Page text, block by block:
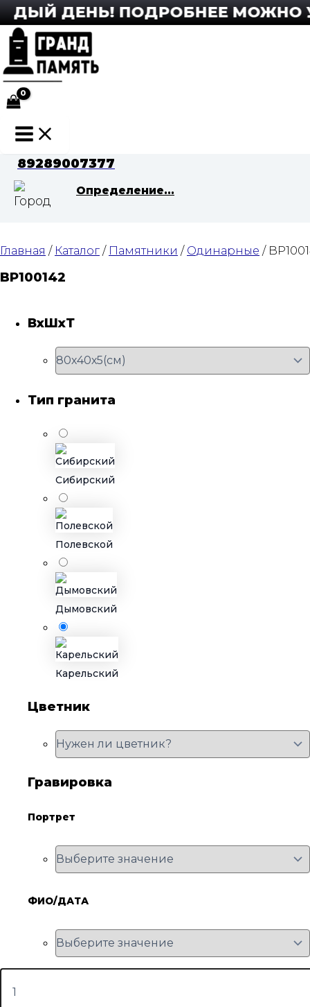
Перейти
к
содержимому
ДЕНЬ! ПОДРОБНЕЕ МОЖНО
Main
Menu
89289007377
Определение...
Главная / Каталог / Памятники / Одинарные /
BP100142
Тип гранита
Карельский
Дымовский
Полевской
Сибирский
Цветник
Гравировка
Портрет
ФИО/ДАТА
ВхШхТ
Количество
товара